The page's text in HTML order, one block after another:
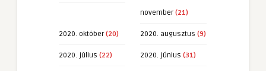
november(21)
2020. október(20) 2020. augusztus (9)
2020. július (22) 2020. június (31)